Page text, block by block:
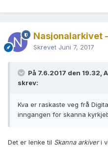
Nasjonalarkivet
Skrevet Juni 7, 2017
På 7.6.2017 den 19.32,
skrev:
Kva er raskaste veg frå
inngangen for skanna
Det er lenke til Skanna arkiveri